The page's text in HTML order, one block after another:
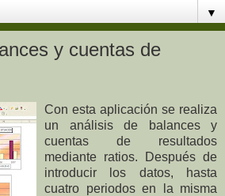
▼
y cuentas de
Con esta aplicación se realiza
un análisis de balances y
cuentas de resultados
mediante ratios. Después de
introducir los datos, hasta
cuatro periodos en la misma